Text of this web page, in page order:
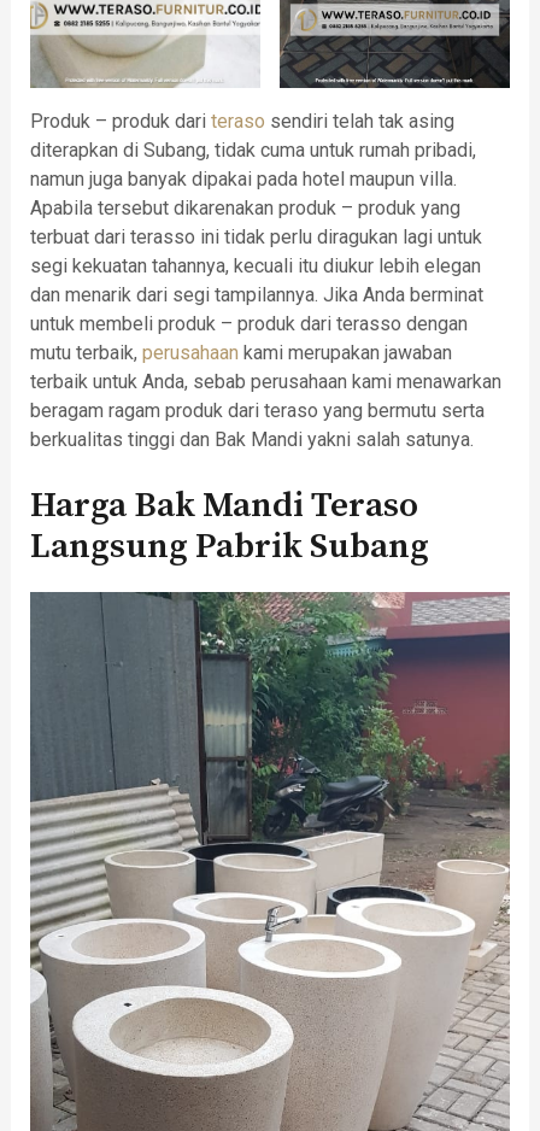
Produk – produk dari teraso sendiri telah tak asing
diterapkan di Subang, tidak cuma untuk rumah pribadi,
namun juga banyak dipakai pada hotel maupun villa.
Apabila tersebut dikarenakan produk – produk yang
terbuat dari terasso ini tidak perlu diragukan lagi untuk
segi kekuatan tahannya, kecuali itu diukur lebih elegan
dan menarik dari segi tampilannya. Jika Anda berminat
untuk membeli produk – produk dari terasso dengan
mutu terbaik, perusahaan kami merupakan jawaban
terbaik untuk Anda, sebab perusahaan kami menawarkan
beragam ragam produk dari teraso yang bermutu serta
berkualitas tinggi dan Bak Mandi yakni salah satunya.
Harga Bak Mandi Teraso
Langsung Pabrik Subang